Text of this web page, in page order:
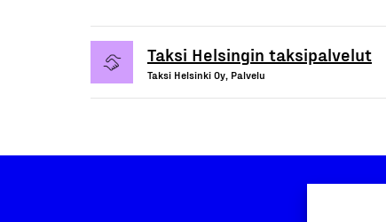
Taksi Helsingin taksipalvelut
Taksi Helsinki Oy, Palvelu